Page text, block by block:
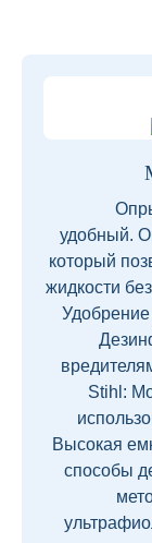
удобный.
который
жидкости
Удобрение
Stihl:
Высокая
способы